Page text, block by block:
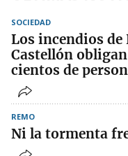
SOCIEDAD
Los incendios de
Castellón
cientos de
REMO
Ni la tormenta